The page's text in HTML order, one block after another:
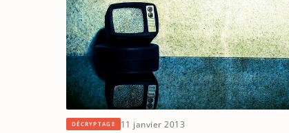
DÉCRYPTAGE 11 janvier 2013